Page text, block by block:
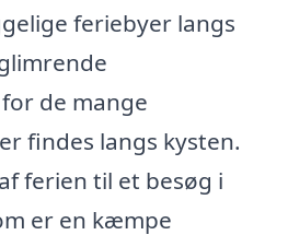
feriebyer langs
de mange
findes langs kysten.
ferien til et besøg i
er en kæmpe